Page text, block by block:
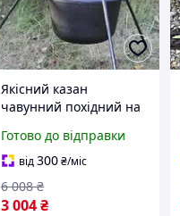
Якісний казан
чавунний похідний на
на розбірних ніжках
для багаття
Готово до відправки
від300₴/міс
3 004₴
6 008 ₴